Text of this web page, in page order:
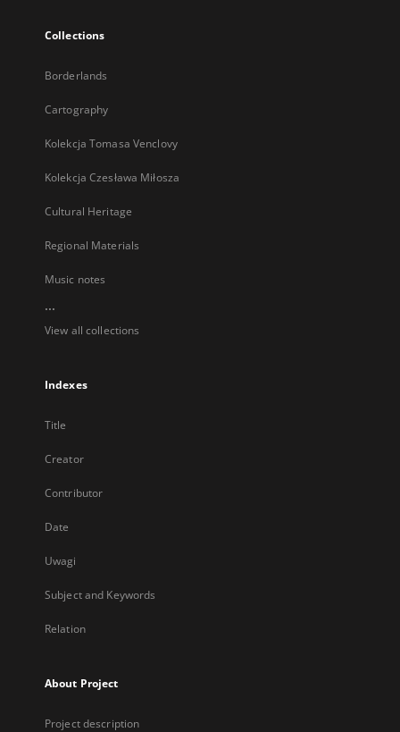
Collections
Borderlands
Cartography
Kolekcja Tomasa Venclovy
Kolekcja Czesława Miłosza
Cultural Heritage
Regional Materials
Music notes
...
View all collections
Indexes
Title
Creator
Contributor
Date
Uwagi
Subject and Keywords
Relation
About Project
Project description